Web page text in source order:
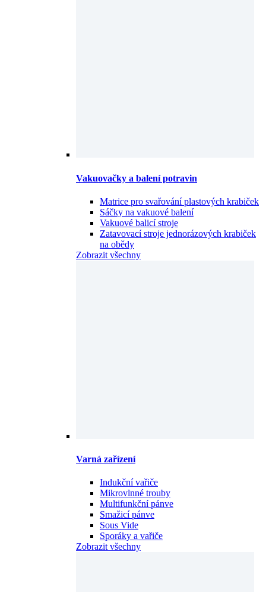
Vakuovačky a balení potravin
Matrice pro svařování plastových krabiček
Sáčky na vakuové balení
Vakuové balicí stroje
Zatavovací stroje jednorázových krabiček
na obědy
Zobrazit všechny
Varná zařízení
Indukční vařiče
Mikrovlnné trouby
Multifunkční pánve
Smažicí pánve
Sous Vide
Sporáky a vařiče
Zobrazit všechny